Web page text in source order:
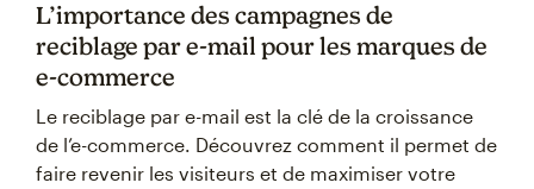
L’importance des campagnes de
reciblage par e-mail pour les marques de
e-commerce
Le reciblage par e-mail est la clé de la croissance
de l’e-commerce. Découvrez comment il permet de
faire revenir les visiteurs et de maximiser votre